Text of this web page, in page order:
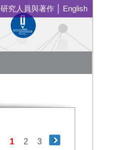
研究人員與著作 English
1 2 3